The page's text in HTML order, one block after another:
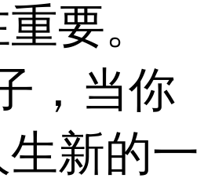
要。
，当你
新的一